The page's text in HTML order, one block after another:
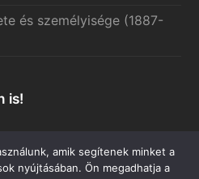
és személyisége (1887-
is!
amik segítenek minket a
nyújtásában. Ön megadhatja a